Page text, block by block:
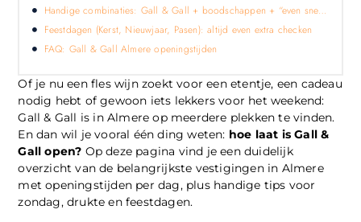
Of je nu een fles wijn zoekt voor een etentje, een cadeau
nodig hebt of gewoon iets lekkers voor het weekend:
Gall & Gall is in Almere op meerdere plekken te vinden.
En dan wil je vooral één ding weten: hoe laat is Gall &
Gall open? Op deze pagina vind je een duidelijk
overzicht van de belangrijkste vestigingen in Almere
met openingstijden per dag, plus handige tips voor
zondag, drukte en feestdagen.
Handige combinaties: Gall & Gall + boodschappen + “even snel” winkels
Feestdagen (Kerst, Nieuwjaar, Pasen): altijd even extra checken
FAQ: Gall & Gall Almere openingstijden